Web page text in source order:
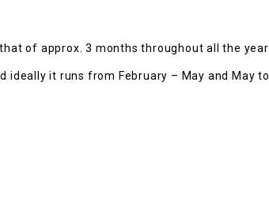
of approx. 3 months throughout all the year.
ideally it runs from February – May and May to